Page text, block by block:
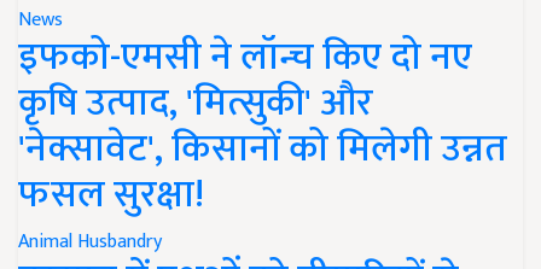
News
इफको-एमसी ने लॉन्च किए दो नए
कृषि उत्पाद, 'मित्सुकी' और
'नेक्सावेट', किसानों को मिलेगी उन्नत
फसल सुरक्षा!
Animal Husbandry